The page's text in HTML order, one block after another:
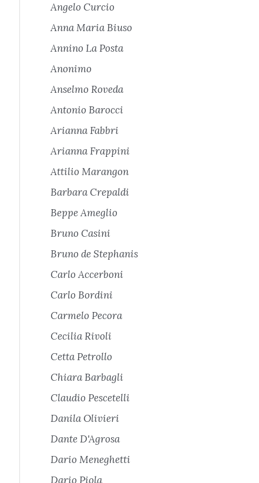
Angelo Curcio
Anna Maria Biuso
Annino La Posta
Anonimo
Anselmo Roveda
Antonio Barocci
Arianna Fabbri
Arianna Frappini
Attilio Marangon
Barbara Crepaldi
Beppe Ameglio
Bruno Casini
Bruno de Stephanis
Carlo Accerboni
Carlo Bordini
Carmelo Pecora
Cecilia Rivoli
Cetta Petrollo
Chiara Barbagli
Claudio Pescetelli
Danila Olivieri
Dante D'Agrosa
Dario Meneghetti
Dario Piola